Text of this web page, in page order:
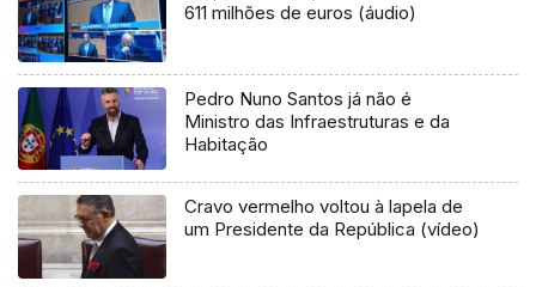
611 milhões de euros (áudio)
Pedro Nuno Santos já não é
Ministro das Infraestruturas e da
Habitação
Cravo vermelho voltou à lapela de
um Presidente da República (vídeo)